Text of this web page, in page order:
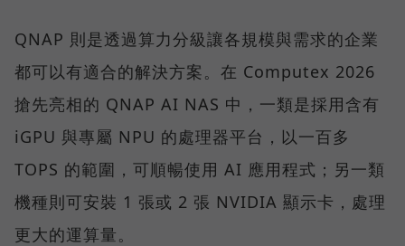
QNAP 則是透過算力分級讓各規模與需求的企業
都可以有適合的解決方案。在 Computex 2026
搶先亮相的 QNAP AI NAS 中，一類是採用含有
iGPU 與專屬 NPU 的處理器平台，以一百多
TOPS 的範圍，可順暢使用 AI 應用程式；另一類
機種則可安裝 1 張或 2 張 NVIDIA 顯示卡，處理
更大的運算量。